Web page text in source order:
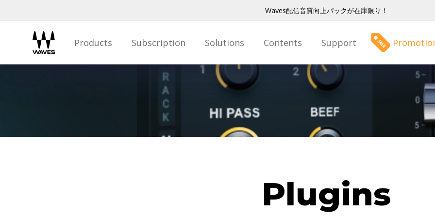
Waves配信音質向上パックが在庫限り！
Products Subscription Solutions Contents Support
Plugins